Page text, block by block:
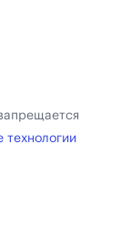
технологии